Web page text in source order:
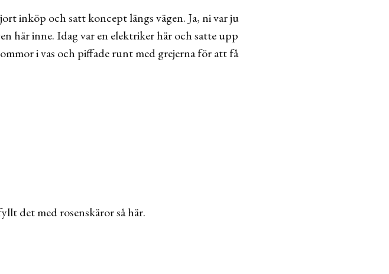
inköp och satt koncept längs vägen. Ja, ni var ju
här inne. Idag var en elektriker här och satte upp
i vas och piffade runt med grejerna för att få
det med rosenskäror så här.